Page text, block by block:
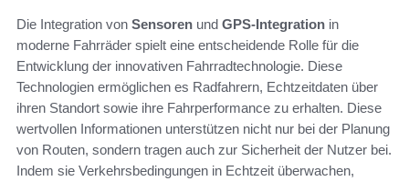
Die Integration von Sensoren und GPS-Integration in
moderne Fahrräder spielt eine entscheidende Rolle für die
Entwicklung der innovativen Fahrradtechnologie. Diese
Technologien ermöglichen es Radfahrern, Echtzeitdaten über
ihren Standort sowie ihre Fahrperformance zu erhalten. Diese
wertvollen Informationen unterstützen nicht nur bei der Planung
von Routen, sondern tragen auch zur Sicherheit der Nutzer bei.
Indem sie Verkehrsbedingungen in Echtzeit überwachen,